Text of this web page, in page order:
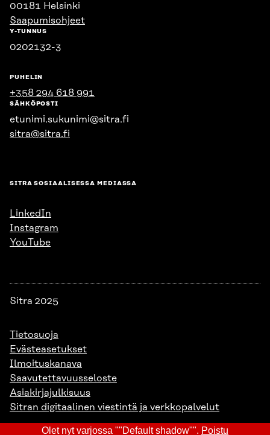
00181 Helsinki
Saapumisohjeet
Y-TUNNUS
0202132-3
PUHELIN
+358 294 618 991
SÄHKÖPOSTI
etunimi.sukunimi@sitra.fi
sitra@sitra.fi
SITRA SOSIAALISESSA MEDIASSA
LinkedIn
Instagram
YouTube
Sitra 2025
Tietosuoja
Evästeasetukset
Ilmoituskanava
Saavutettavuusseloste
Asiakirjajulkisuus
Sitran digitaalinen viestintä ja verkkopalvelut
Olet nyt varjossa ""Default shadow"". Poistu